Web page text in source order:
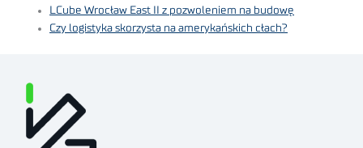
LCube Wrocław East II z pozwoleniem na budowę
Czy logistyka skorzysta na amerykańskich cłach?